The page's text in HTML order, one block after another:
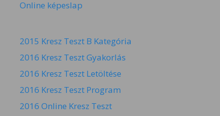
Online képeslap
2015 Kresz Teszt B Kategória
2016 Kresz Teszt Gyakorlás
2016 Kresz Teszt Letöltése
2016 Kresz Teszt Program
2016 Online Kresz Teszt